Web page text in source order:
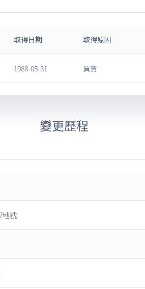
取得日期 取得原因
1988-05-31 買賣
變更歷程
地號